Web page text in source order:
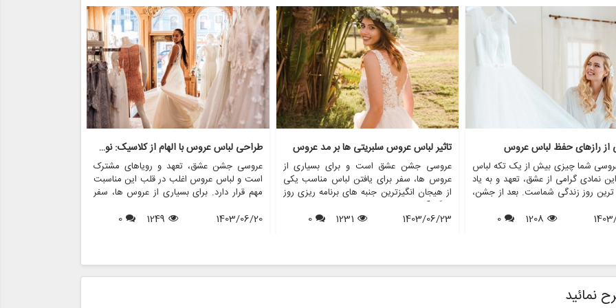
از رازهای حفظ لباس عروس
شما چیزی بیش از یک تکه لباس
نمادی گرامی از عشق، تعهد و به یاد
ترین روز زندگی شماست. بعد از جشن،
که با لباس عروسم چه کنم؟ در حالی
به زیبایی روزی که آن را پوشیده اید،
1208
0
تاثیر لباس عروس سلبریتی ها بر مد عروس
عروسی جشن عشق است و برای بسیاری از
عروس ها، سفر برای یافتن لباس مناسب یکی
از هیجان انگیزترین جنبه های برنامه ریزی روز
بزرگ آنهاست. در طول سال ها، عروسی های
افراد مشهور نقش مهمی در شکل دهی به روند
1403/06/23
1231
0
طراحی لباس عروس با الهام از کلاسیک: نوستالژی با مدرنیته روبرو می شود
عروسی جشن عشق، تعهد و رویاهای مشترک
است و لباس عروس اغلب در قلب این مناسبت
مهم قرار دارد. برای بسیاری از عروس ها، سفر
انتظار است. در سال های اخیر، محبوبیت لباس
1403/06/20
1249
0
نمائید